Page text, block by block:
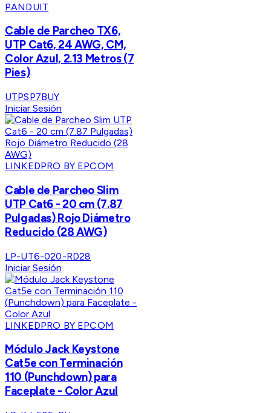
PANDUIT
Cable de Parcheo TX6,
UTP Cat6, 24 AWG, CM,
Color Azul, 2.13 Metros (7
Pies)
UTPSP7BUY
Iniciar Sesión
LINKEDPRO BY EPCOM
Cable de Parcheo Slim
UTP Cat6 - 20 cm (7.87
Pulgadas) Rojo Diámetro
Reducido (28 AWG)
LP-UT6-020-RD28
Iniciar Sesión
LINKEDPRO BY EPCOM
Módulo Jack Keystone
Cat5e con Terminación
110 (Punchdown) para
Faceplate - Color Azul